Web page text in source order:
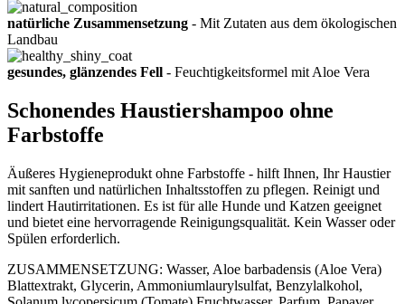
natürliche Zusammensetzung - Mit Zutaten aus dem ökologischen
Landbau
gesundes, glänzendes Fell - Feuchtigkeitsformel mit Aloe Vera
Schonendes Haustiershampoo ohne
Farbstoffe
Äußeres Hygieneprodukt ohne Farbstoffe - hilft Ihnen, Ihr Haustier
mit sanften und natürlichen Inhaltsstoffen zu pflegen. Reinigt und
lindert Hautirritationen. Es ist für alle Hunde und Katzen geeignet
und bietet eine hervorragende Reinigungsqualität. Kein Wasser oder
Spülen erforderlich.
ZUSAMMENSETZUNG: Wasser, Aloe barbadensis (Aloe Vera)
Blattextrakt, Glycerin, Ammoniumlaurylsulfat, Benzylalkohol,